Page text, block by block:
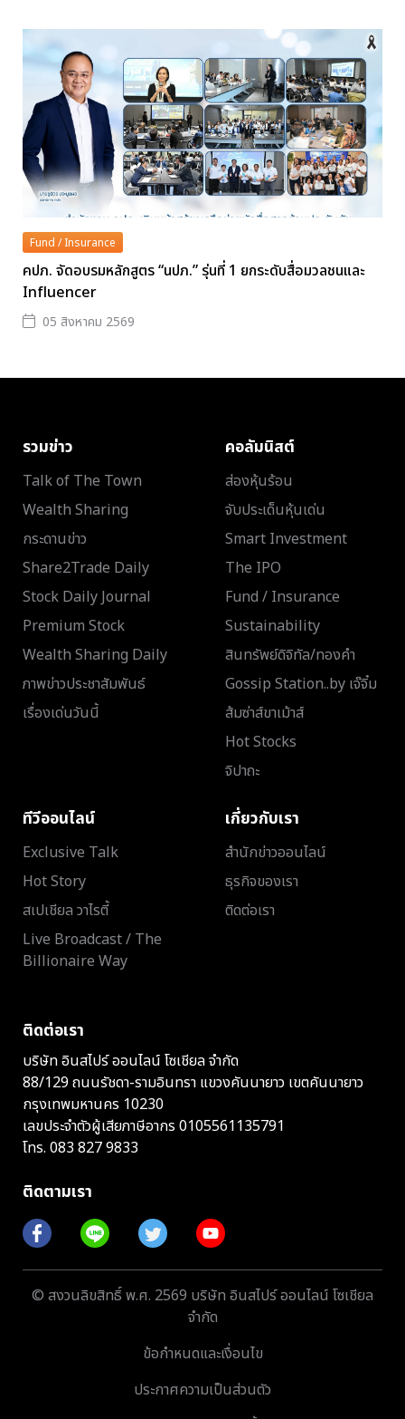
Fund / Insurance
คปภ. จัดอบรมหลักสูตร “นปภ.” รุ่นที่ 1 ยกระดับสื่อมวลชนและ
Influencer
05 สิงหาคม 2569
รวมข่าว
Talk of The Town
Wealth Sharing
กระดานข่าว
Share2Trade Daily
Stock Daily Journal
Premium Stock
Wealth Sharing Daily
ภาพข่าวประชาสัมพันธ์
เรื่องเด่นวันนี้
คอลัมนิสต์
ส่องหุ้นร้อน
จับประเด็นหุ้นเด่น
Smart Investment
The IPO
Fund / Insurance
Sustainability
สินทรัพย์ดิจิทัล/ทองคำ
Gossip Station..by เจ๊จิ๋ม
ส้มซ่าส์ขาเม้าส์
Hot Stocks
จิปาถะ
ทีวีออนไลน์
Exclusive Talk
Hot Story
สเปเชียล วาไรตี้
Live Broadcast / The
Billionaire Way
เกี่ยวกับเรา
สำนักข่าวออนไลน์
ธุรกิจของเรา
ติดต่อเรา
ติดต่อเรา
บริษัท อินสไปร์ ออนไลน์ โซเชียล จำกัด
88/129 ถนนรัชดา-รามอินทรา แขวงคันนายาว เขตคันนายาว
กรุงเทพมหานคร 10230
เลขประจำตัวผู้เสียภาษีอากร 0105561135791
โทร. 083 827 9833
ติดตามเรา
© สงวนลิขสิทธิ์ พ.ศ. 2569 บริษัท อินสไปร์ ออนไลน์ โซเชียล
จำกัด
ข้อกำหนดและเงื่อนไข
ประกาศความเป็นส่วนตัว